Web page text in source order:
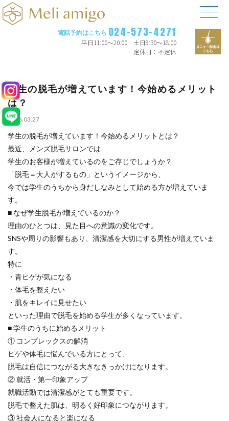
電話予約はこちら 024-573-4271
平日11:00〜20:00 土日9:30〜18:00
定休日：不定休
学生の脱毛が増えています！今始めるメリット
は？
2026.03.27
学生の脱毛が増えています！今始めるメリットとは？
最近、メンズ脱毛サロンでは
学生のお客様が増えているのをご存じでしょうか？
「脱毛＝大人がするもの」というイメージから、
今では学生のうちから身だしなみとして始める方が増えていま
す。
■ なぜ学生脱毛が増えているのか？
理由のひとつは、見た目への意識の変化です。
SNSや周りの影響もあり、清潔感を大切にする男性が増えていま
す。
特に
・青ヒゲが気になる
・体毛を整えたい
・肌をキレイに見せたい
といった理由で脱毛を始める学生が多くなっています。
■ 学生のうちに始めるメリット
① コンプレックスの解消
ヒゲや体毛に悩んでいる方にとって、
脱毛は自信につながる大きなきっかけになります。
② 就活・第一印象アップ
就職活動では清潔感がとても重要です。
脱毛で整えた肌は、明るく好印象につながります。
③ 社会人になると楽になる